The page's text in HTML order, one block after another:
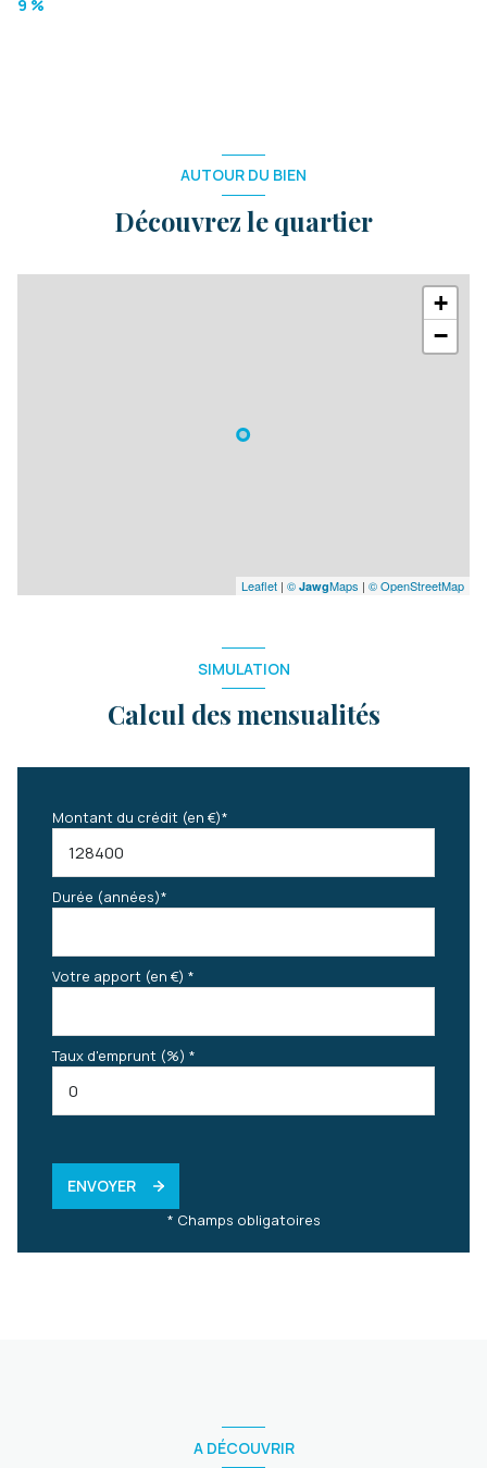
9 %
AUTOUR DU BIEN
Découvrez le quartier
+
−
Leaflet | © JawgMaps | © OpenStreetMap
SIMULATION
Calcul des mensualités
Montant du crédit (en €)*
Durée (années)*
Votre apport (en €) *
Taux d'emprunt (%) *
ENVOYER
* Champs obligatoires
A DÉCOUVRIR